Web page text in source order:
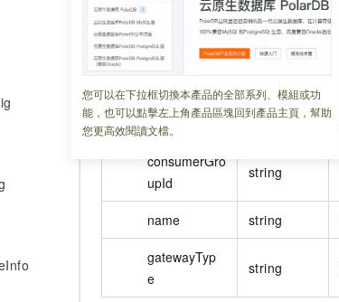
您可以在下拉框切換本產品的全部系列、模組或功
能，也可以點擊左上角產品區塊回到產品主頁，幫助
您更高效閱讀文檔。
更新時間： 2026-07-30 07:31:50
名稱 類型
object
consumerGro
upId
string
name string
gatewayTyp
e
string